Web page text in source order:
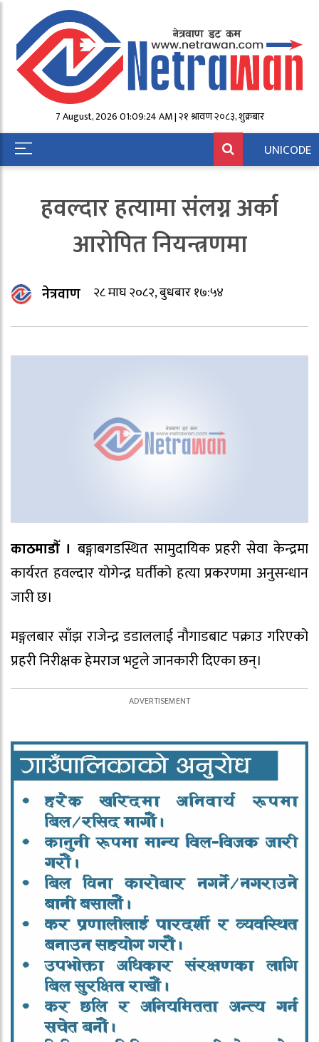
7 August, 2026 01:09:24 AM | २१ श्रावण २०८३, शुक्रबार
UNICODE
हवल्दार हत्यामा संलग्न अर्का
आरोपित नियन्त्रणमा
नेत्रवाण २८ माघ २०८२, बुधबार १७:५४
काठमाडौँ । बङ्गाबगडस्थित सामुदायिक प्रहरी सेवा केन्द्रमा
कार्यरत हवल्दार योगेन्द्र घर्तीको हत्या प्रकरणमा अनुसन्धान
जारी छ।
मङ्गलबार साँझ राजेन्द्र डडाललाई नौगाडबाट पक्राउ गरिएको
प्रहरी निरीक्षक हेमराज भट्टले जानकारी दिएका छन्।